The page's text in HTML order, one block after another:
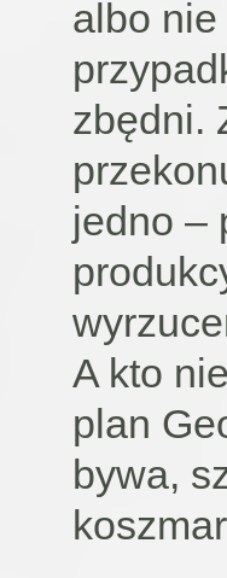
albo
zbędni.
jedno –
A kto
plan
bywa,